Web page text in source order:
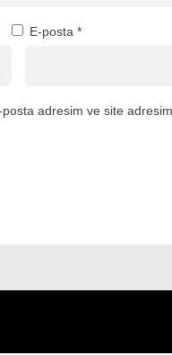
E-posta *
adresim ve site